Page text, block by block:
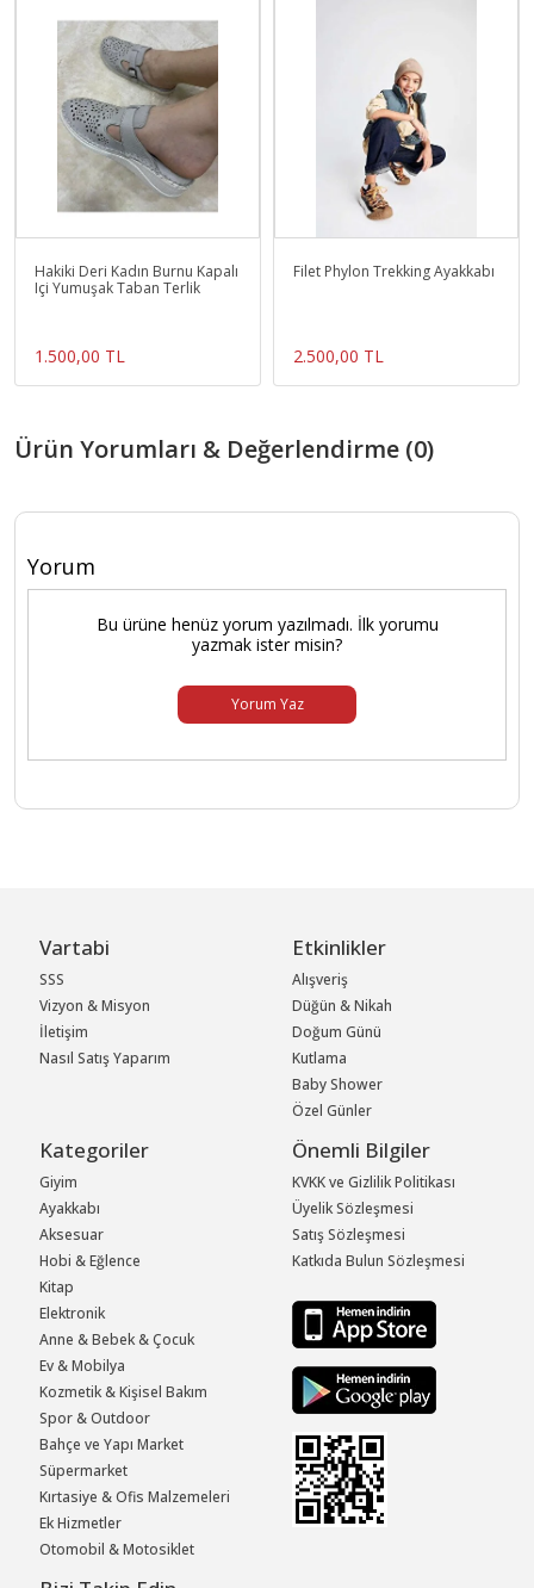
Hakiki Deri Kadın Burnu Kapalı
Içi Yumuşak Taban Terlik
1.500,00 TL
Filet Phylon Trekking Ayakkabı
2.500,00 TL
Ürün Yorumları & Değerlendirme (0)
Yorum
Bu ürüne henüz yorum yazılmadı. İlk yorumu
yazmak ister misin?
Yorum Yaz
Vartabi
SSS
Vizyon & Misyon
İletişim
Nasıl Satış Yaparım
Etkinlikler
Alışveriş
Düğün & Nikah
Doğum Günü
Kutlama
Baby Shower
Özel Günler
Kategoriler
Giyim
Ayakkabı
Aksesuar
Hobi & Eğlence
Kitap
Elektronik
Anne & Bebek & Çocuk
Ev & Mobilya
Kozmetik & Kişisel Bakım
Spor & Outdoor
Bahçe ve Yapı Market
Süpermarket
Kırtasiye & Ofis Malzemeleri
Ek Hizmetler
Otomobil & Motosiklet
Önemli Bilgiler
KVKK ve Gizlilik Politikası
Üyelik Sözleşmesi
Satış Sözleşmesi
Katkıda Bulun Sözleşmesi